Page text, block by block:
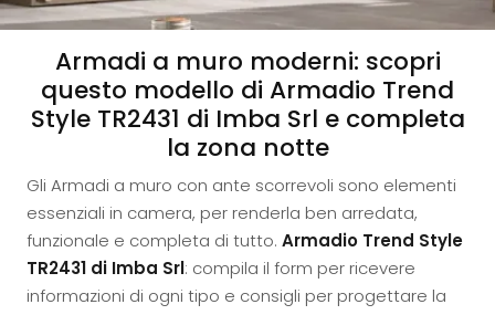
Armadi a muro moderni: scopri
questo modello di Armadio Trend
Style TR2431 di Imba Srl e completa
la zona notte
Gli Armadi a muro con ante scorrevoli sono elementi
essenziali in camera, per renderla ben arredata,
funzionale e completa di tutto. Armadio Trend Style
TR2431 di Imba Srl: compila il form per ricevere
informazioni di ogni tipo e consigli per progettare la